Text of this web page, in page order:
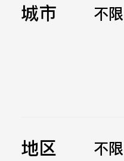
城市 不限
地区 不限